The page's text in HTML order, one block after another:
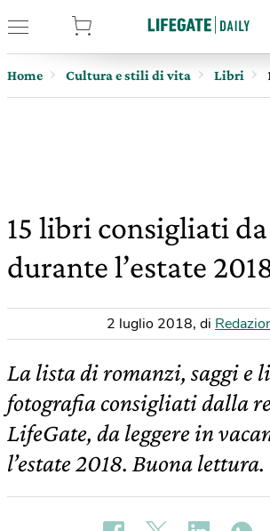
Home Cultura e stili di vita Libri
15 libri consigliati
durante l’estate
2 luglio 2018, di
La lista di romanzi, saggi e
fotografia consigliati dalla
LifeGate, da leggere in
l’estate 2018. Buona lettura.